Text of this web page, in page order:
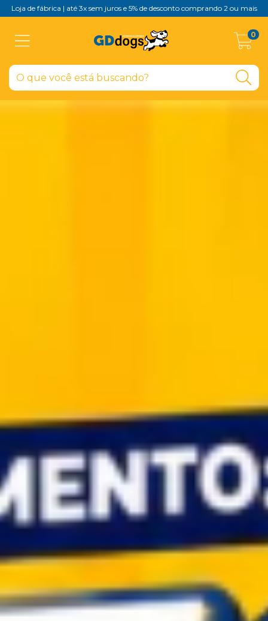
Loja de fábrica | até 3x sem juros e 5% de desconto comprando 2 ou mais
0